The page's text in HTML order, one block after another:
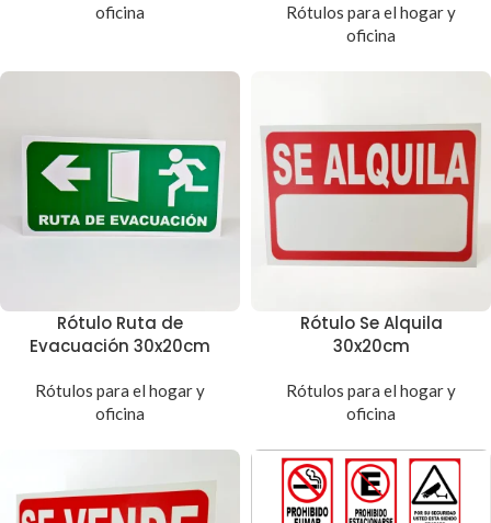
oficina
Rótulos para el hogar y
oficina
Rótulo Ruta de
Evacuación 30x20cm
Rótulos para el hogar y
oficina
Rótulo Se Alquila
30x20cm
Rótulos para el hogar y
oficina